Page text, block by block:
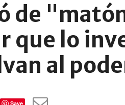
de
que lo
al
Save